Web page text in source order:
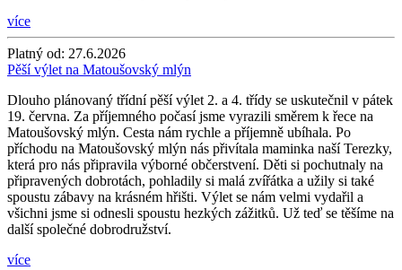
více
Platný od: 27.6.2026
Pěší výlet na Matoušovský mlýn
Dlouho plánovaný třídní pěší výlet 2. a 4. třídy se uskutečnil v pátek
19. června. Za příjemného počasí jsme vyrazili směrem k řece na
Matoušovský mlýn. Cesta nám rychle a příjemně ubíhala. Po
příchodu na Matoušovský mlýn nás přivítala maminka naší Terezky,
která pro nás připravila výborné občerstvení. Děti si pochutnaly na
připravených dobrotách, pohladily si malá zvířátka a užily si také
spoustu zábavy na krásném hřišti. Výlet se nám velmi vydařil a
všichni jsme si odnesli spoustu hezkých zážitků. Už teď se těšíme na
další společné dobrodružství.
více